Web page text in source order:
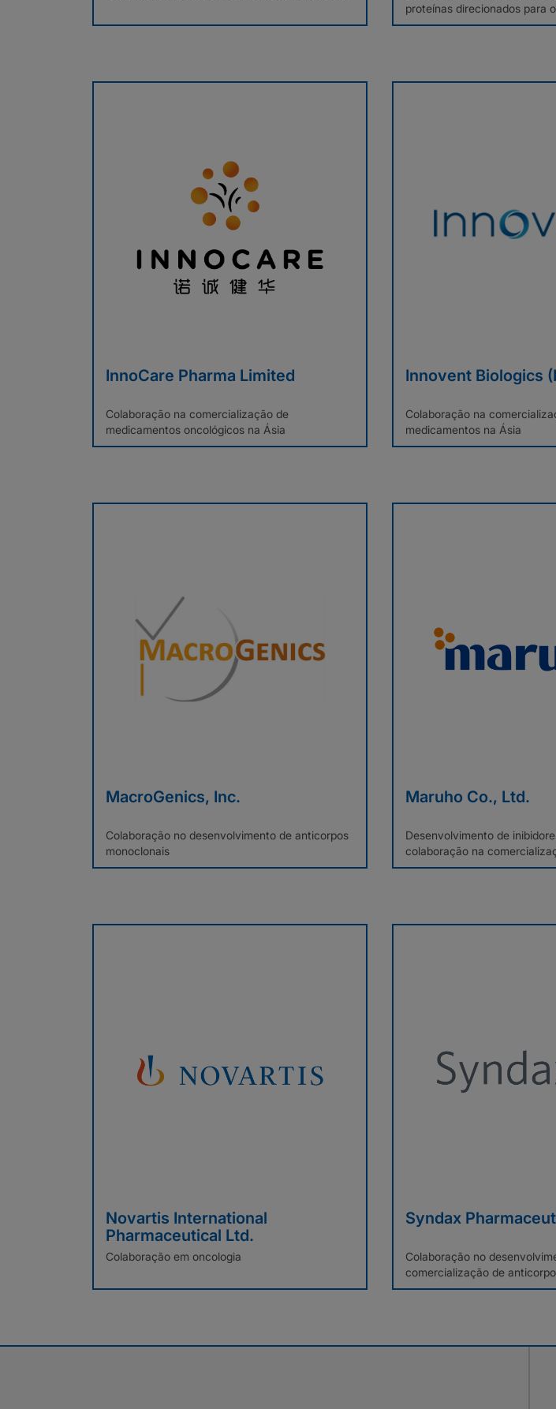
proteínas direcionados para
InnoCare Pharma Limited
Colaboração na comercialização de
medicamentos oncológicos na Ásia
Innovent Biologics
Colaboração na
medicamentos na Ásia
MacroGenics, Inc.
Colaboração no desenvolvimento de anticorpos
monoclonais
Maruho Co., Ltd.
Desenvolvimento de
colaboração na
Novartis International
Pharmaceutical Ltd.
Colaboração em oncologia
Syndax
Colaboração no
comercialização de